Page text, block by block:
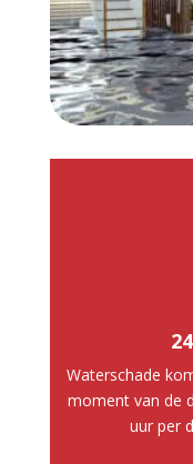
Waterschade
moment van de
uur per